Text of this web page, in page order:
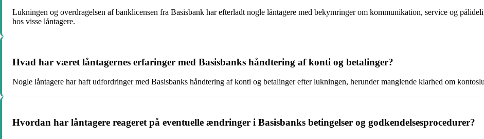
Lukningen og overdragelsen af banklicensen fra Basisbank har efterladt nogle låntagere med bekymringer om kommunikation, service og
hos visse låntagere.
Hvad har været låntagernes erfaringer med Basisbanks håndtering af konti og betalinger?
Nogle låntagere har haft udfordringer med Basisbanks håndtering af konti og betalinger efter lukningen, herunder manglende klarhed om
Hvordan har låntagere reageret på eventuelle ændringer i Basisbanks betingelser og godkendelsesprocedurer?